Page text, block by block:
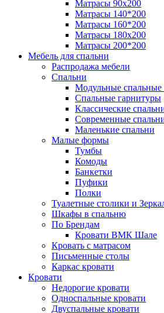
Матрасы 90x200
Матрасы 140*200
Матрасы 160*200
Матрасы 180x200
Матрасы 200*200
Мебель для спальни
Распродажа мебели
Спальни
Модульные спальные
Спальные гарнитуры
Классические
Современные
Маленькие спальни
Малые формы
Тумбы
Комоды
Банкетки
Пуфики
Полки
Туалетные столики и
Шкафы в спальню
По Брендам
Кровати ВМК Шале
Кровать с матрасом
Письменные столы
Каркас кровати
Кровати
Недорогие кровати
Односпальные кровати
Двуспальные кровати